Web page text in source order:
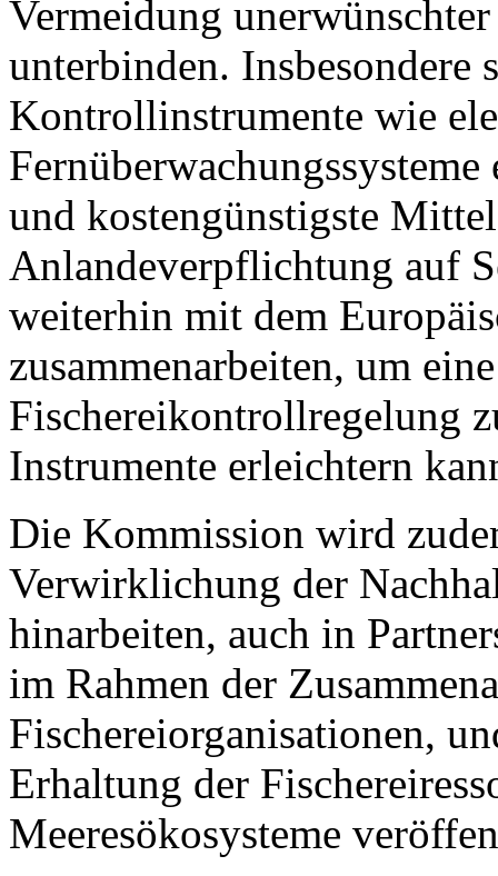
Vermeidung
unterbinden. Insbesondere
Kontrollinstrumente wie
und kostengünstigste
Anlandeverpflichtung auf
weiterhin mit dem
zusammenarbeiten, um
Fischereikontrollregelung
Instrumente erleichtern
Die Kommission wird
Verwirklichung der
hinarbeiten, auch in
im Rahmen der
Fischereiorganisationen,
Erhaltung der
Meeresökosysteme